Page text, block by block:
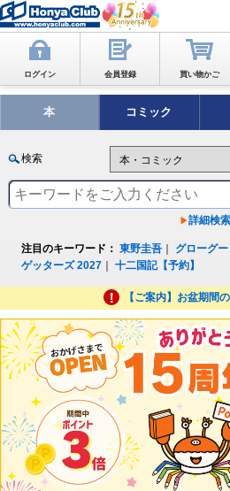
ログイン 会員登録 買い物かご
本 コミック
検索
詳細検索
注目のキーワード： 東野圭吾 グローグー
ゲッターズ 2027 ｜十二国記【予約】
【ご案内】お盆期間